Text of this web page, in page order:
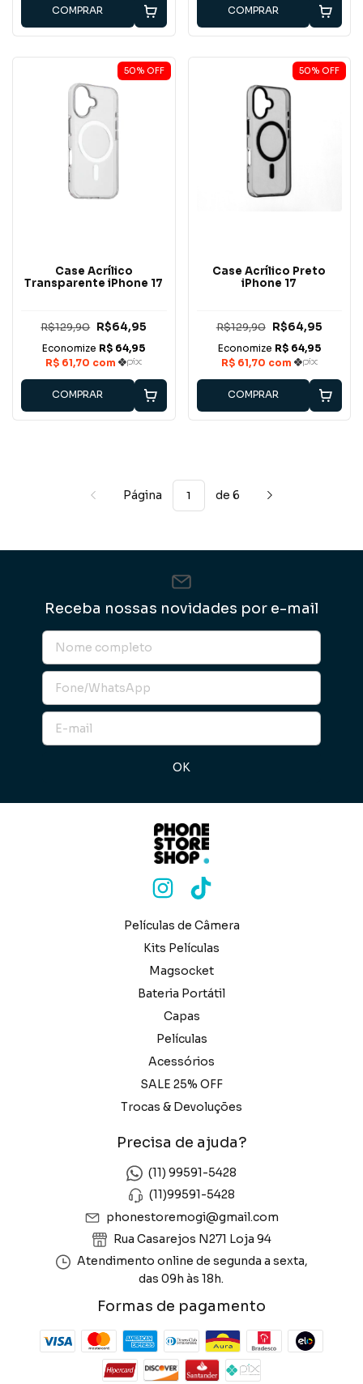
COMPRAR COMPRAR
50% OFF
Case Acrílico
Transparente iPhone 17
R$129,90 R$64,95
COMPRAR
50% OFF
Case Acrílico Preto
iPhone 17
R$129,90 R$64,95
COMPRAR
Página de 6
Receba nossas novidades por e-mail
Películas de Câmera
Kits Películas
Magsocket
Bateria Portátil
Capas
Películas
Acessórios
SALE 25% OFF
Trocas & Devoluções
Precisa de ajuda?
(11) 99591-5428
(11)99591-5428
phonestoremogi@gmail.com
Rua Casarejos N271 Loja 94
Atendimento online de segunda a sexta,
das 09h às 18h.
Formas de pagamento